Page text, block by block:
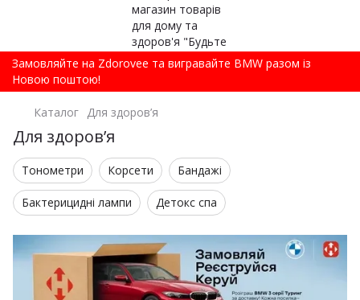
Замовляйте на Zdorovee та вигравайте BMW разом із
Новою поштою!
Каталог Для здоров’я
Для здоров’я
Тонометри Корсети Бандажі
Бактерицидні лампи Детокс спа